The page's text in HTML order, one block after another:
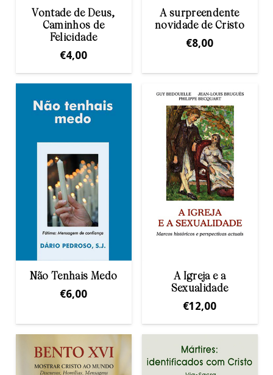
Vontade de Deus,
Caminhos de
Felicidade
€4,00
A surpreendente
novidade de Cristo
€8,00
Não Tenhais Medo
€6,00
A Igreja e a
Sexualidade
€12,00